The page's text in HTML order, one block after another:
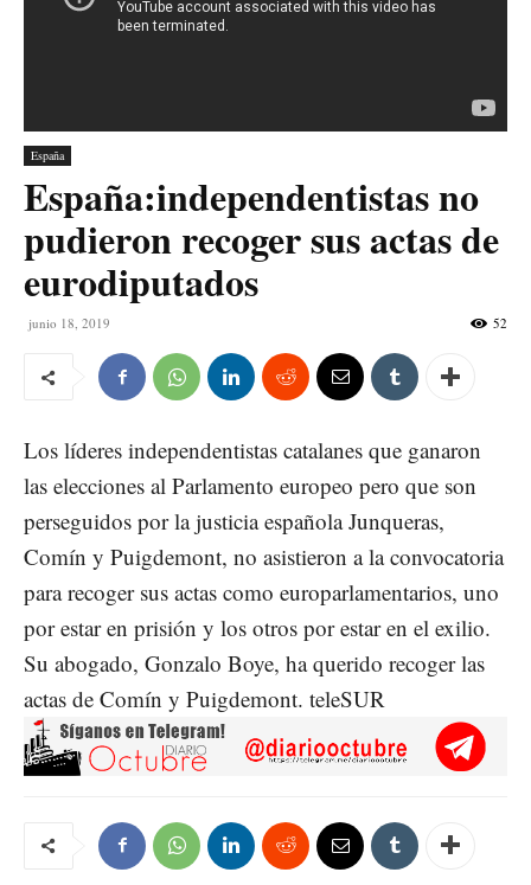
España
España:independentistas no
pudieron recoger sus actas de
eurodiputados
junio 18, 2019 52
Los líderes independentistas catalanes que ganaron
las elecciones al Parlamento europeo pero que son
perseguidos por la justicia española Junqueras,
Comín y Puigdemont, no asistieron a la convocatoria
para recoger sus actas como europarlamentarios, uno
por estar en prisión y los otros por estar en el exilio.
Su abogado, Gonzalo Boye, ha querido recoger las
actas de Comín y Puigdemont. teleSUR